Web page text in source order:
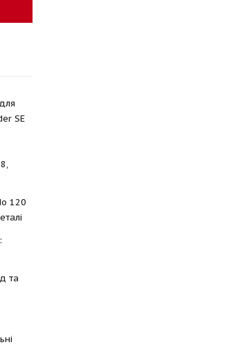
SE
120
та